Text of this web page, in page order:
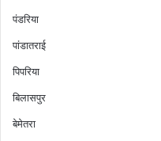
पंडरिया
पांडातराई
पिपरिया
बिलासपुर
बेमेतरा